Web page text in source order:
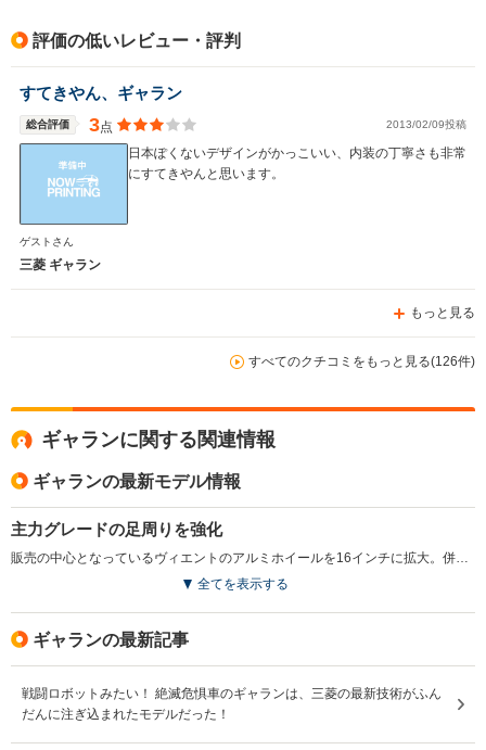
評価の低いレビュー・評判
すてきやん、ギャラン
総合評価 3点 2013/02/09投稿
日本ぽくないデザインがかっこいい、内装の丁寧さも非常
にすてきやんと思います。
ゲストさん
三菱 ギャラン
もっと見る
すべてのクチコミをもっと見る(126件)
ギャランに関する関連情報
ギャランの最新モデル情報
主力グレードの足周りを強化
全てを表示する
ギャランの最新記事
戦闘ロボットみたい！ 絶滅危惧車のギャランは、三菱の最新技術がふん
だんに注ぎ込まれたモデルだった！